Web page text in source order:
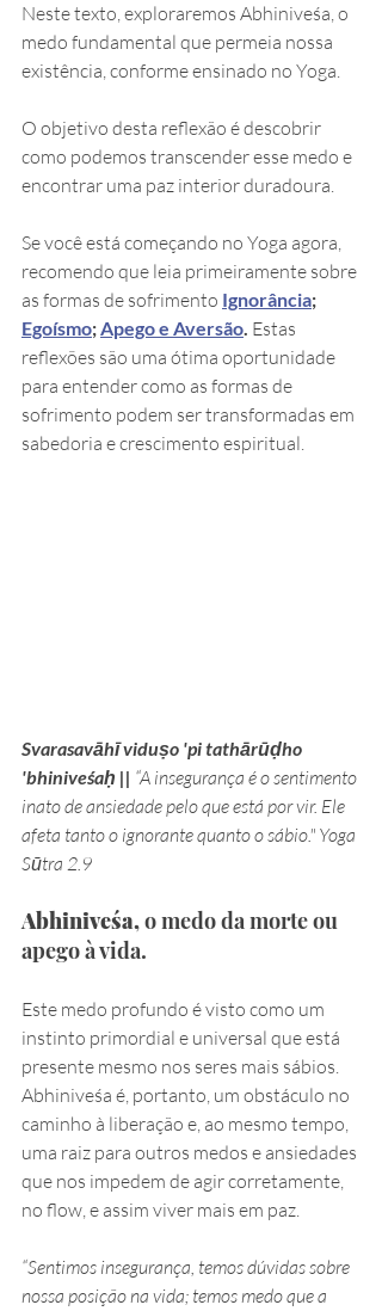
Neste texto, exploraremos Abhiniveśa, o
medo fundamental que permeia nossa
existência, conforme ensinado no Yoga.
O objetivo desta reflexão é descobrir
como podemos transcender esse medo e
encontrar uma paz interior duradoura.
Se você está começando no Yoga agora,
recomendo que leia primeiramente sobre
as formas de sofrimento Ignorância;
Egoísmo; Apego e Aversão. Estas
reflexões são uma ótima oportunidade
para entender como as formas de
sofrimento podem ser transformadas em
sabedoria e crescimento espiritual.
Svarasavāhī viduṣo 'pi tathārūḍho
'bhiniveśaḥ || “A insegurança é o sentimento
inato de ansiedade pelo que está por vir. Ele
afeta tanto o ignorante quanto o sábio." Yoga
Sūtra 2.9
Abhiniveśa, o medo da morte ou
apego à vida.
Este medo profundo é visto como um
instinto primordial e universal que está
presente mesmo nos seres mais sábios.
Abhiniveśa é, portanto, um obstáculo no
caminho à liberação e, ao mesmo tempo,
uma raiz para outros medos e ansiedades
que nos impedem de agir corretamente,
no flow, e assim viver mais em paz.
“Sentimos insegurança, temos dúvidas sobre
nossa posição na vida; temos medo que a